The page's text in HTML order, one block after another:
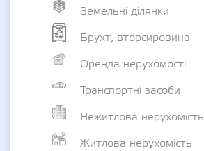
Земельні ділянки
Брухт, вторсировина
Оренда нерухомості
Транспортні засоби
Нежитлова нерухомість
Житлова нерухомість